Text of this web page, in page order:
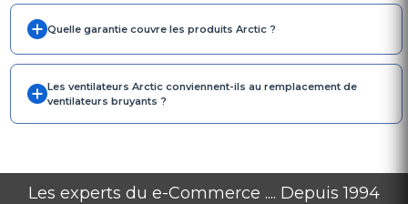
Quelle garantie couvre les produits Arctic ?
Les ventilateurs Arctic conviennent-ils au remplacement de
ventilateurs bruyants ?
Les experts du e-Commerce .... Depuis 1994